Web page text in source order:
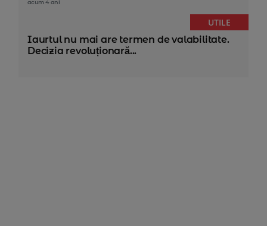
acum 4 ani
UTILE
Iaurtul nu mai are termen de valabilitate.
Decizia revoluționară...